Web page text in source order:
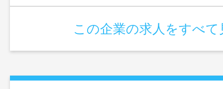
この企業の求人をすべて